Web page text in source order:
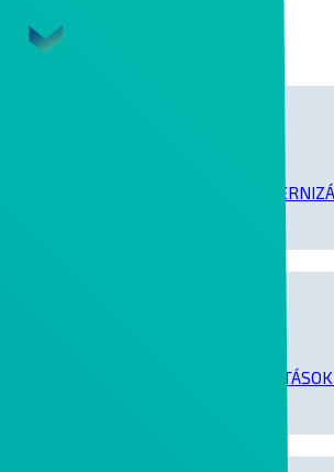
IRODAI MUNKA
KOLLABORÁCIÓS